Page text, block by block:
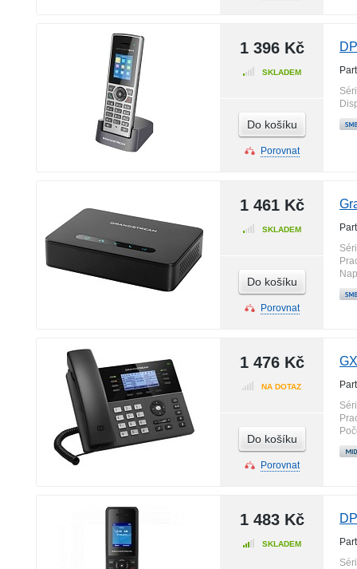
1 396 Kč
SKLADEM
Do košíku
Porovnat
1 461 Kč
SKLADEM
Do košíku
Porovnat
1 476 Kč
NA DOTAZ
Do košíku
Porovnat
1 483 Kč
SKLADEM